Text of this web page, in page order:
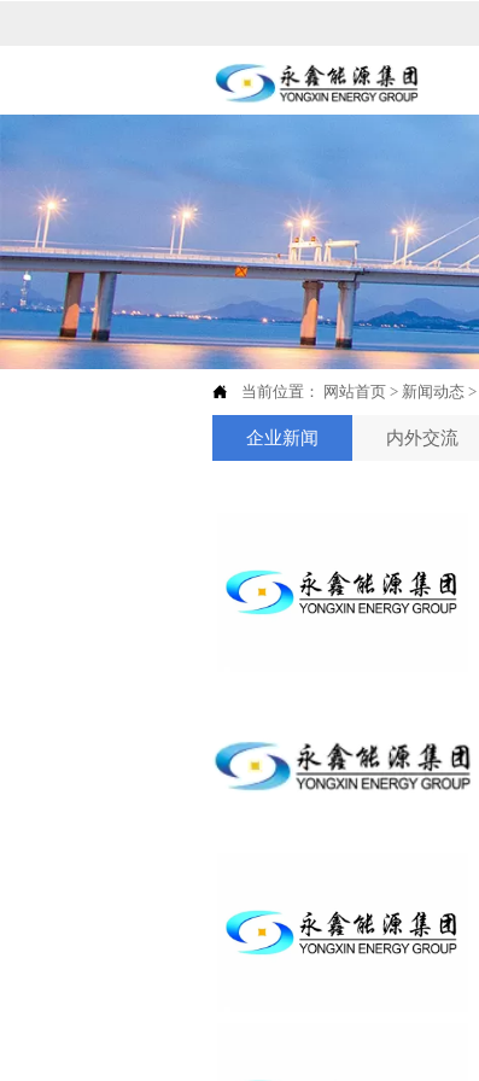
 当前位置： 网站首页> 新闻动态>
企业新闻 内外交流